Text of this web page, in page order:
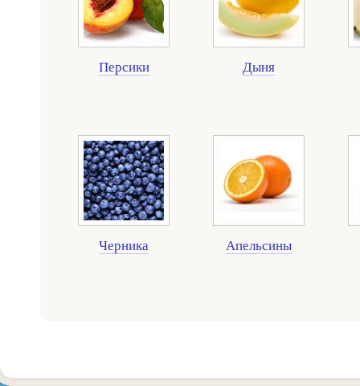
Персики Дыня
Черника Апельсины